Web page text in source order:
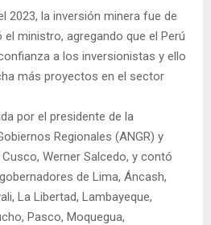
2023, la inversión minera fue de
ministro, agregando que el Perú
a los inversionistas y ello
más proyectos en el sector
por el presidente de la
Regionales (ANGR) y
Werner Salcedo, y contó
de Lima, Áncash,
La Libertad, Lambayeque,
Pasco, Moquegua,